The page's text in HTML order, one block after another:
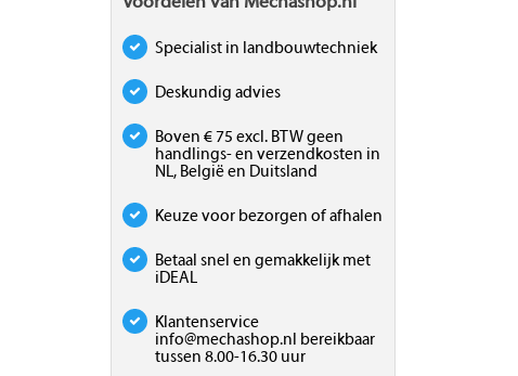
Specialist in landbouwtechniek
Deskundig advies
Boven € 75 excl. BTW geen
handlings- en verzendkosten in
NL, België en Duitsland
Keuze voor bezorgen of afhalen
Betaal snel en gemakkelijk met
iDEAL
Klantenservice
info@mechashop.nl
bereikbaar
tussen 8.00-16.30 uur